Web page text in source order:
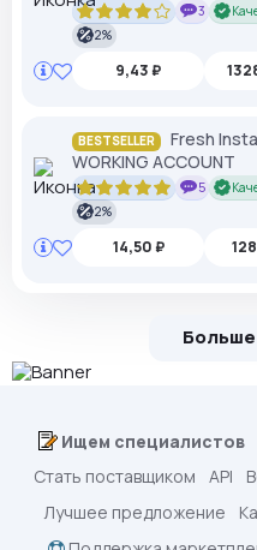
3
2%
9,43 ₽
BESTSELLER
Fresh
WORKING ACCOUNT
5
2%
14,50 ₽
Ищем специалистов
Стать поставщиком
API
Лучшее предложение